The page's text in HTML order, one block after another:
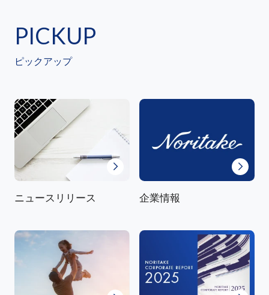
PICKUP
ピックアップ
ニュースリリース 企業情報